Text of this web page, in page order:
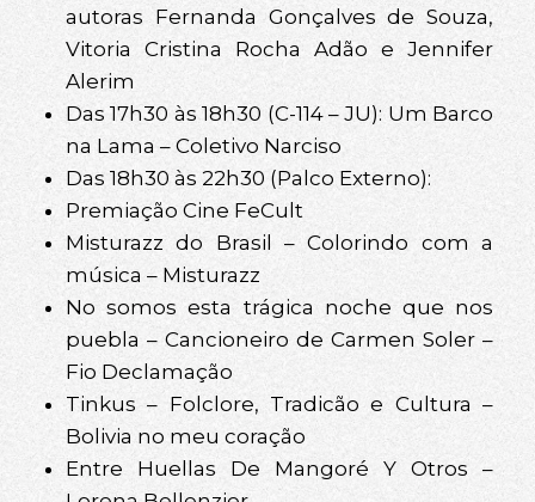
autoras Fernanda Gonçalves de Souza,
Vitoria Cristina Rocha Adão e Jennifer
Alerim
Das 17h30 às 18h30 (C-114 – JU): Um Barco
na Lama – Coletivo Narciso
Das 18h30 às 22h30 (Palco Externo):
Premiação Cine FeCult
Misturazz do Brasil – Colorindo com a
música – Misturazz
No somos esta trágica noche que nos
puebla – Cancioneiro de Carmen Soler –
Fio Declamação
Tinkus – Folclore, Tradicão e Cultura –
Bolivia no meu coração
Entre Huellas De Mangoré Y Otros –